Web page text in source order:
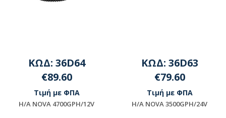
ΚΩΔ: 36D64
€89.60
Τιμή με ΦΠΑ
H/A NOVA 4700GPH/12V
ΚΩΔ: 36D63
€79.60
Τιμή με ΦΠΑ
H/A NOVA 3500GPH/24V